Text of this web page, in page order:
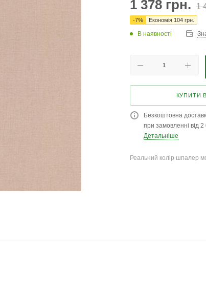
1 378 грн. 1
-7% Економія 104 грн.
В наявності
КУПИТИ В
Безкоштовна
при замовленні від 2
Детальніше
Реальний колір шпалер